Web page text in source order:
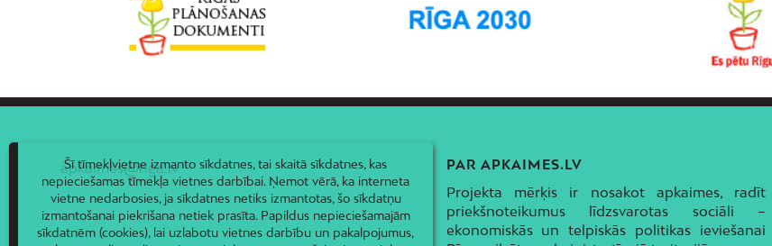
apkaimes@riga.lv PAR APKAIMES.LV
Projekta mērķis ir nosakot apkaimes, radīt
priekšnoteikumus līdzsvarotas sociāli –
ekonomiskās un telpiskās politikas ieviešanai
Šī tīmekļvietne izmanto sīkdatnes, tai skaitā sīkdatnes, kas
nepieciešamas tīmekļa vietnes darbībai. Ņemot vērā, ka interneta
vietne nedarbosies, ja sīkdatnes netiks izmantotas, šo sīkdatņu
izmantošanai piekrišana netiek prasīta. Papildus nepieciešamajām
sīkdatnēm (cookies), lai uzlabotu vietnes darbību un pakalpojumus,